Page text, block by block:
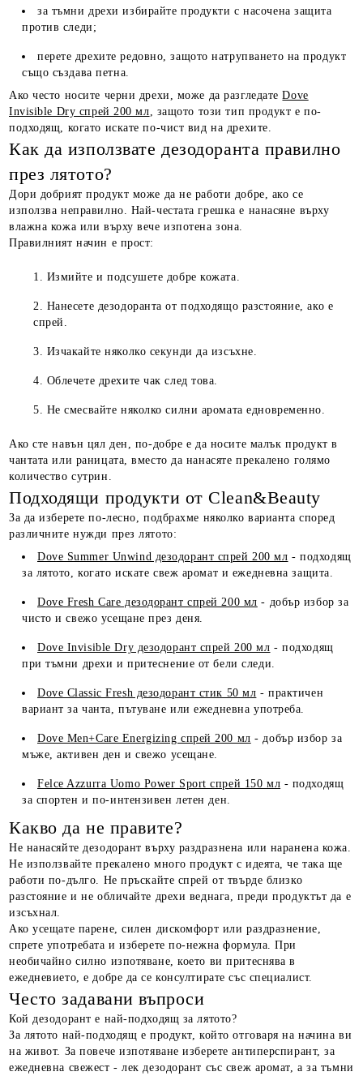
за тъмни дрехи избирайте продукти с насочена защита
против следи;
перете дрехите редовно, защото натрупването на продукт
също създава петна.
Ако често носите черни дрехи, може да разгледатеDove
Invisible Dry спрей 200 мл, защото този тип продукт е по-
подходящ, когато искате по-чист вид на дрехите.
Как да използвате дезодоранта правилно
през лятото?
Дори добрият продукт може да не работи добре, ако се
използва неправилно. Най-честата грешка е нанасяне върху
влажна кожа или върху вече изпотена зона.
Правилният начин е прост:
Измийте и подсушете добре кожата.
Нанесете дезодоранта от подходящо разстояние, ако е
спрей.
Изчакайте няколко секунди да изсъхне.
Облечете дрехите чак след това.
Не смесвайте няколко силни аромата едновременно.
Ако сте навън цял ден, по-добре е да носите малък продукт в
чантата или раницата, вместо да нанасяте прекалено голямо
количество сутрин.
Подходящи продукти от Clean&Beauty
За да изберете по-лесно, подбрахме няколко варианта според
различните нужди през лятото:
Dove Summer Unwind дезодорант спрей 200 мл - подходящ
за лятото, когато искате свеж аромат и ежедневна защита.
Dove Fresh Care дезодорант спрей 200 мл - добър избор за
чисто и свежо усещане през деня.
Dove Invisible Dry дезодорант спрей 200 мл - подходящ
при тъмни дрехи и притеснение от бели следи.
Dove Classic Fresh дезодорант стик 50 мл - практичен
вариант за чанта, пътуване или ежедневна употреба.
Dove Men+Care Energizing спрей 200 мл - добър избор за
мъже, активен ден и свежо усещане.
Felce Azzurra Uomo Power Sport спрей 150 мл - подходящ
за спортен и по-интензивен летен ден.
Какво да не правите?
Не нанасяйте дезодорант върху раздразнена или наранена кожа.
Не използвайте прекалено много продукт с идеята, че така ще
работи по-дълго. Не пръскайте спрей от твърде близко
разстояние и не обличайте дрехи веднага, преди продуктът да е
изсъхнал.
Ако усещате парене, силен дискомфорт или раздразнение,
спрете употребата и изберете по-нежна формула. При
необичайно силно изпотяване, което ви притеснява в
ежедневието, е добре да се консултирате със специалист.
Често задавани въпроси
Кой дезодорант е най-подходящ за лятото?
За лятото най-подходящ е продукт, който отговаря на начина ви
на живот. За повече изпотяване изберете антиперспирант, за
ежедневна свежест - лек дезодорант със свеж аромат, а за тъмни